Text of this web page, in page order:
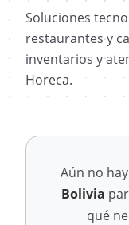
Soluciones
restaurantes y
inventarios y
Horeca.
Aún no
Bolivia
qué